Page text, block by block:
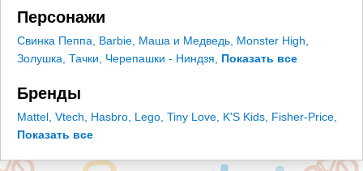
Персонажи
Свинка Пеппа Barbie Маша и Медведь Monster High
Золушка Тачки Черепашки - Ниндзя Показать все
Бренды
Mattel Vtech Hasbro Lego Tiny Love K'S Kids Fisher-Price
Показать все